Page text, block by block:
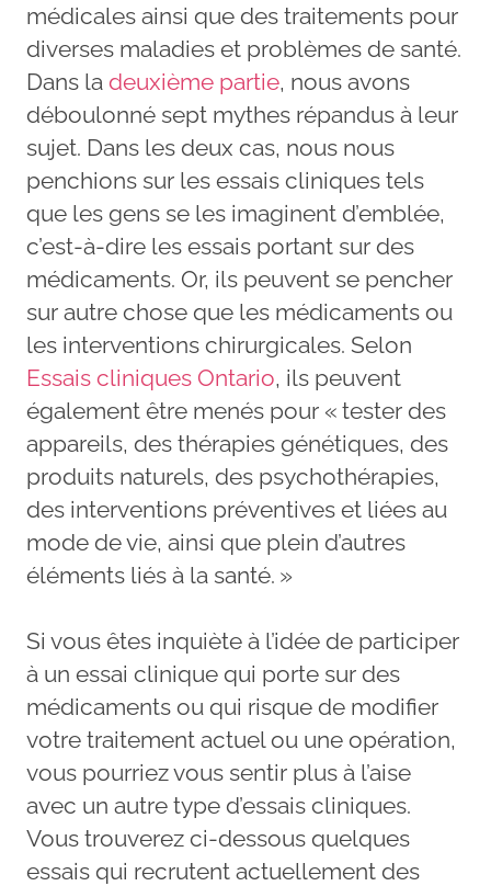
médicales ainsi que des traitements pour
diverses maladies et problèmes de santé.
Dans la deuxième partie, nous avons
déboulonné sept mythes répandus à leur
sujet. Dans les deux cas, nous nous
penchions sur les essais cliniques tels
que les gens se les imaginent d’emblée,
c’est-à-dire les essais portant sur des
médicaments. Or, ils peuvent se pencher
sur autre chose que les médicaments ou
les interventions chirurgicales. Selon
Essais cliniques Ontario, ils peuvent
également être menés pour « tester des
appareils, des thérapies génétiques, des
produits naturels, des psychothérapies,
des interventions préventives et liées au
mode de vie, ainsi que plein d’autres
éléments liés à la santé. »
Si vous êtes inquiète à l’idée de participer
à un essai clinique qui porte sur des
médicaments ou qui risque de modifier
votre traitement actuel ou une opération,
vous pourriez vous sentir plus à l’aise
avec un autre type d’essais cliniques.
Vous trouverez ci-dessous quelques
essais qui recrutent actuellement des